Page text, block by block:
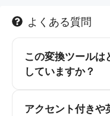
よくある質問
この変換ツール
していますか？
アクセント付きや